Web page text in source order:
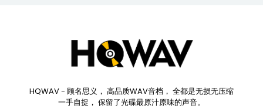
HQWAV - 顾名思义， 高品质WAV音档， 全都是无损无压缩
一手自捉， 保留了光碟最原汁原味的声音。